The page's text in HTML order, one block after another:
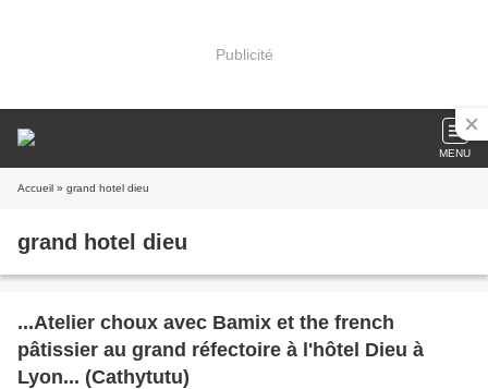
Publicité
MENU
Accueil » grand hotel dieu
grand hotel dieu
...Atelier choux avec Bamix et the french
pâtissier au grand réfectoire à l'hôtel Dieu à
Lyon... (Cathytutu)